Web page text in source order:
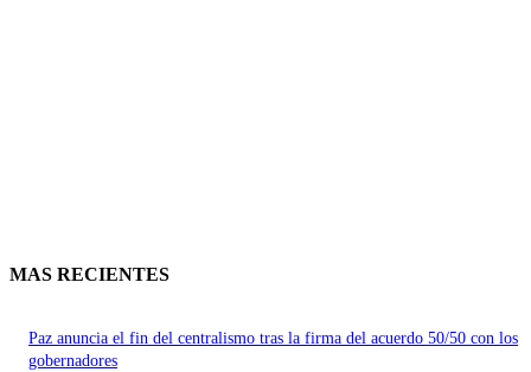
MAS RECIENTES
Paz anuncia el fin del centralismo tras la firma del acuerdo 50/50 con los
gobernadores